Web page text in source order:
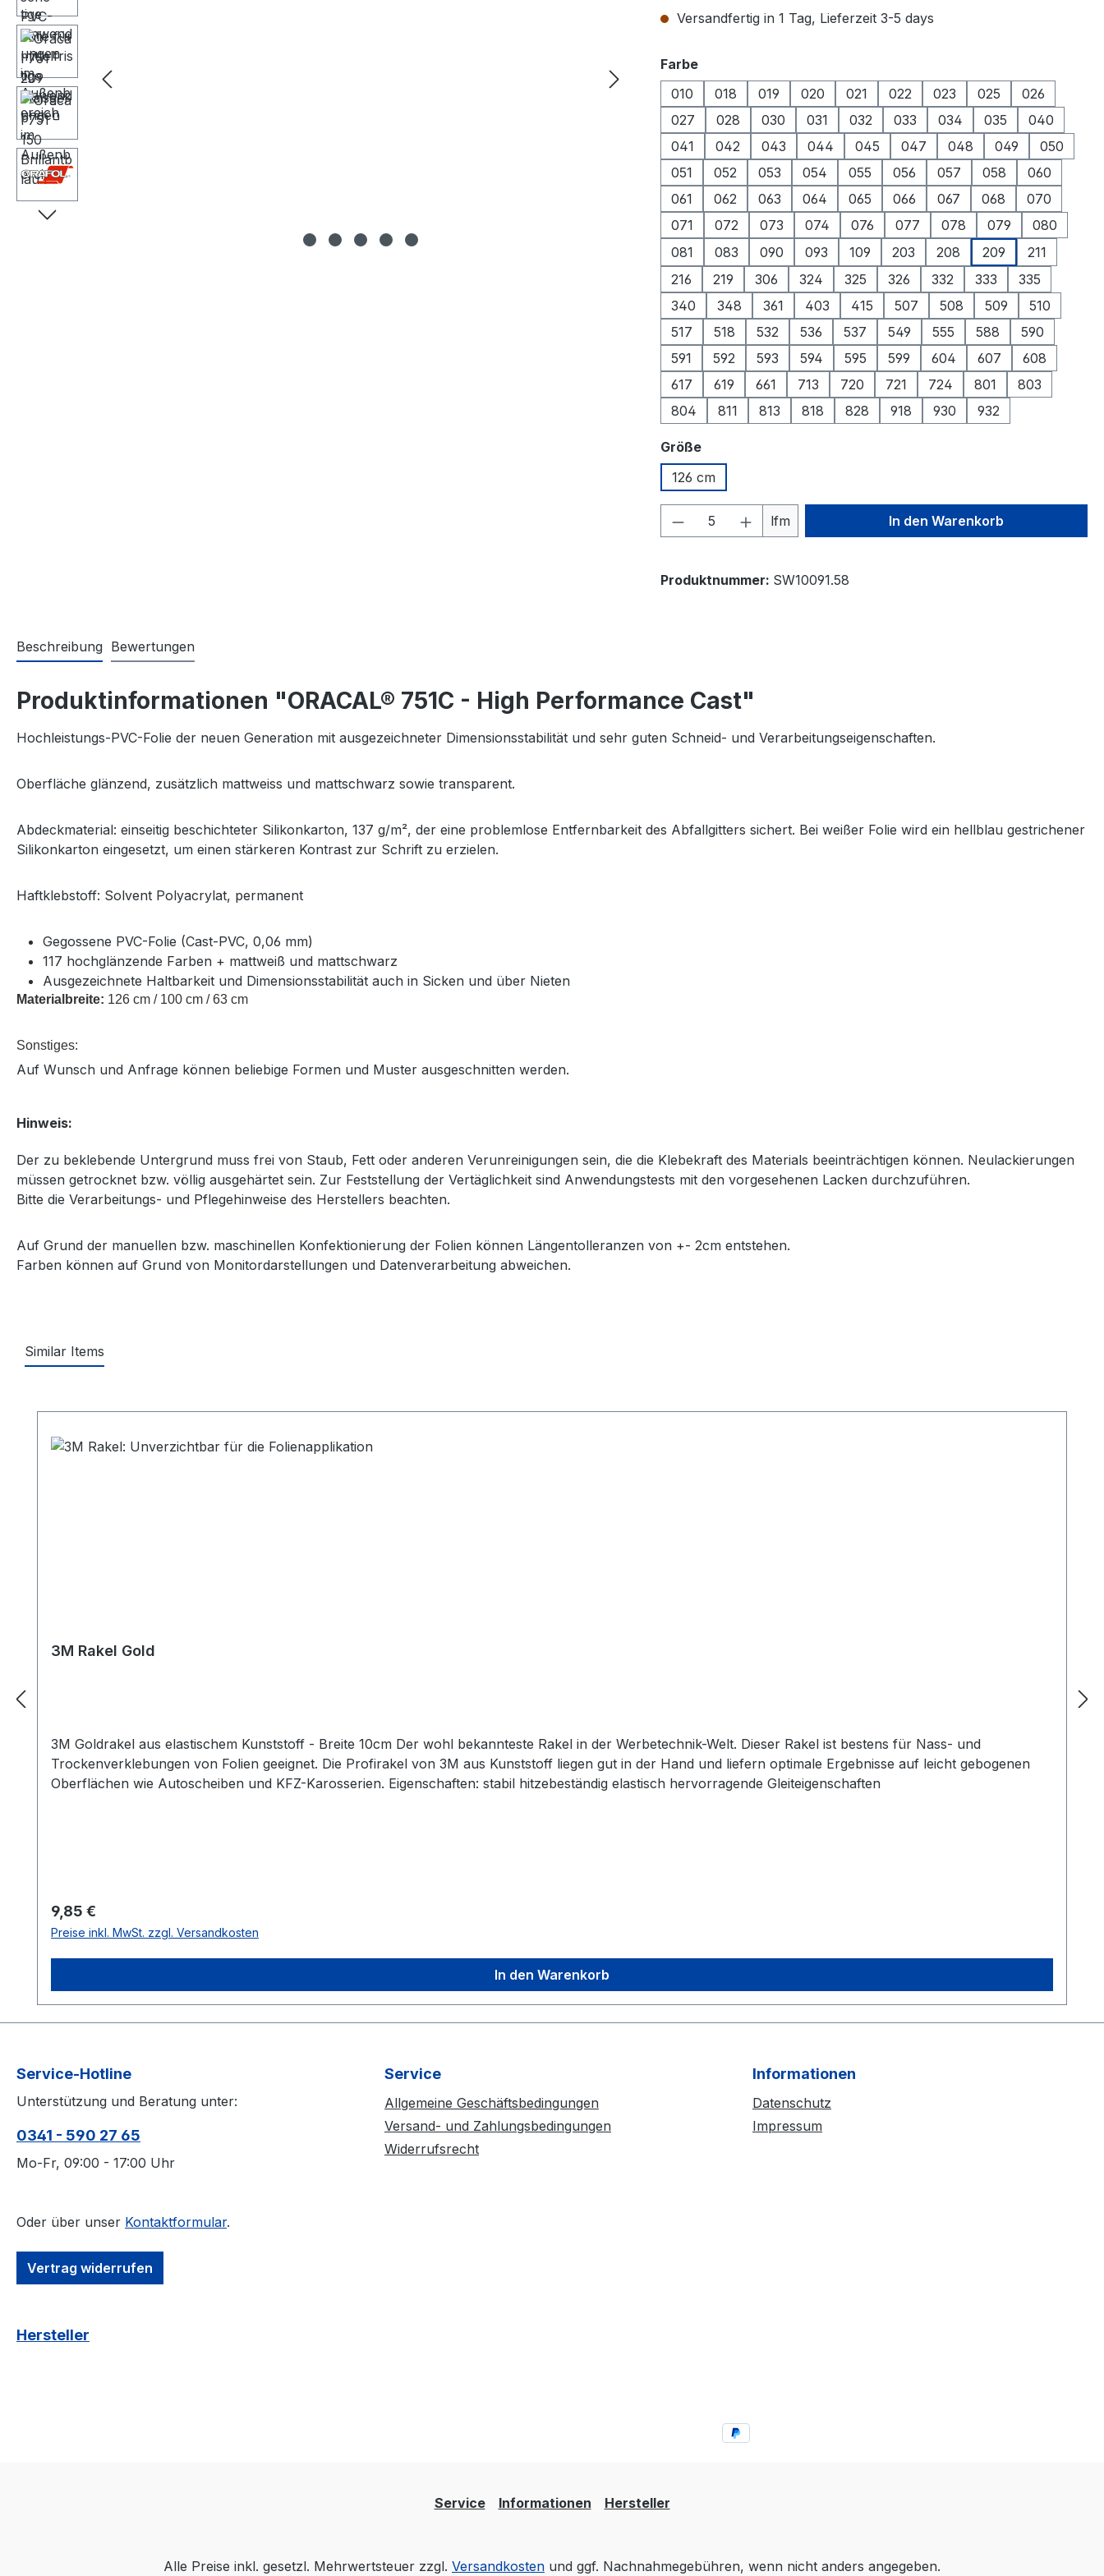
Versandfertig in 1 Tag, Lieferzeit 3-5 days
Farbeauswählen
010
018 019 020 021 022 023 025
026
027
028 030 031 032 033 034 035
040
041
042 043 044 045 047 048 049
050
051
052 053 054 055 056 057 058
060
061
062 063 064 065 066 067 068
070
071
072 073 074 076 077 078 079
080
081
083 090 093 109 203 208 209
211
216
219 306 324 325 326 332 333
335
340
348 361 403 415 507 508 509
510
517
518 532 536 537 549 555 588
590
591
592 593 594 595 599 604 607
608
617
619 661 713 720 721 724 801
803
804
811 813 818 828 918 930 932
Größeauswählen
126 cm
Produkt Anzahl: Gib den gewünschten Wert
lfm In den Warenkorb
Produktnummer: SW10091.58
Beschreibung Bewertungen
Produktinformationen "ORACAL® 751C - High Performance Cast"
Hochleistungs-PVC-Folie der neuen Generation mit ausgezeichneter Dimensionsstabilität und sehr guten Schneid- und Verarbeitungseigenschaften.
Oberfläche glänzend, zusätzlich mattweiss und mattschwarz sowie transparent.
Abdeckmaterial: einseitig beschichteter Silikonkarton, 137 g/m², der eine problemlose Entfernbarkeit des Abfallgitters sichert. Bei weißer Folie wird ein hellblau gestrichener
Silikonkarton eingesetzt, um einen stärkeren Kontrast zur Schrift zu erzielen.
Haftklebstoff: Solvent Polyacrylat, permanent
Gegossene PVC-Folie (Cast-PVC, 0,06 mm)
117 hochglänzende Farben + mattweiß und mattschwarz
Ausgezeichnete Haltbarkeit und Dimensionsstabilität auch in Sicken und über Nieten
Langfristige Haltbarkeit im Außenbereich:
7 Jahre (transparent / farbig)
3 Jahre (gold L, brilliantblau L)
Zertifikat: ABG (StVZO § 22a)
751C:DIN EN 13501-1
Materialbreite: 126 cm / 100 cm / 63 cm
Sonstiges:
Auf Wunsch und Anfrage können beliebige Formen und Muster ausgeschnitten werden.
Hinweis:
Der zu beklebende Untergrund muss frei von Staub, Fett oder anderen Verunreinigungen sein, die die Klebekraft des Materials beeinträchtigen können. Neulackierungen
müssen getrocknet bzw. völlig ausgehärtet sein. Zur Feststellung der Vertäglichkeit sind Anwendungstests mit den vorgesehenen Lacken durchzuführen.
Bitte die Verarbeitungs- und Pflegehinweise des Herstellers beachten.
Auf Grund der manuellen bzw. maschinellen Konfektionierung der Folien können Längentolleranzen von +- 2cm entstehen.
Farben können auf Grund von Monitordarstellungen und Datenverarbeitung abweichen.
Similar Items
3M Rakel Gold
3M Goldrakel aus elastischem Kunststoff - Breite 10cm Der wohl bekannteste Rakel in der Werbetechnik-Welt. Dieser Rakel ist bestens für Nass- und
Trockenverklebungen von Folien geeignet. Die Profirakel von 3M aus Kunststoff liegen gut in der Hand und liefern optimale Ergebnisse auf leicht gebogenen
Regulärer Preis:
9,85 €
Preise inkl. MwSt. zzgl. Versandkosten
In den Warenkorb
Service-Hotline
Unterstützung und Beratung unter:
0341 - 590 27 65
Mo-Fr, 09:00 - 17:00 Uhr
Oder über unser Kontaktformular.
Vertrag widerrufen
Service
Allgemeine Geschäftsbedingungen
Versand- und Zahlungsbedingungen
Widerrufsrecht
Informationen
Datenschutz
Impressum
Hersteller
Service Informationen Hersteller
Alle Preise inkl. gesetzl. Mehrwertsteuer zzgl. Versandkosten und ggf. Nachnahmegebühren, wenn nicht anders angegeben.